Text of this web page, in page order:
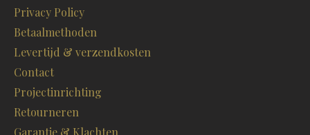
Privacy Policy
Betaalmethoden
Levertijd & verzendkosten
Contact
Projectinrichting
Retourneren
Garantie & Klachten